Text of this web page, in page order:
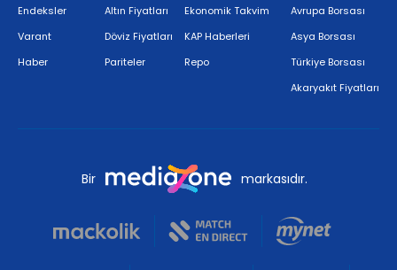
Endeksler
Varant
Haber
Altın Fiyatları
Döviz Fiyatları
Pariteler
Ekonomik Takvim
KAP Haberleri
Repo
Avrupa Borsası
Asya Borsası
Türkiye Borsası
Akaryakıt Fiyatları
Bir markasıdır.